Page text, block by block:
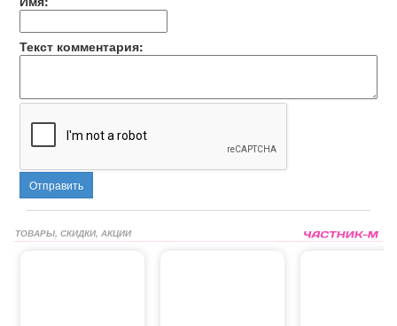
Текст комментария:
Отправить
ТОВАРЫ, СКИДКИ, АКЦИИ